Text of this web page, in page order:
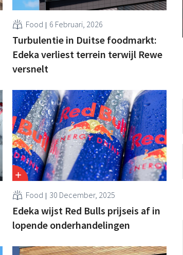
Food 6 Februari, 2026
Turbulentie in Duitse foodmarkt:
Edeka verliest terrein terwijl Rewe
versnelt
Food 30 December, 2025
Edeka wijst Red Bulls prijseis af in
lopende onderhandelingen